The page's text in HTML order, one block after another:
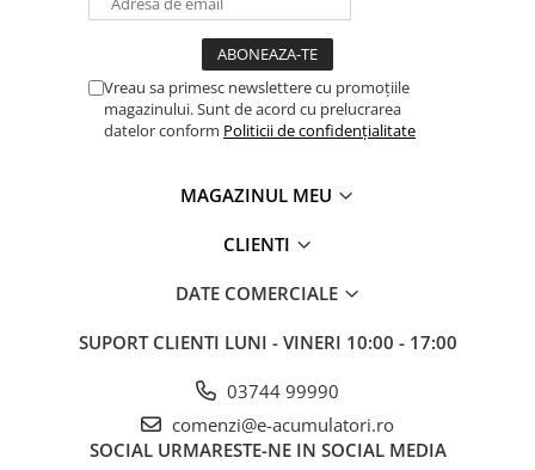
Laptop & PC accesorii, baterii,
cabluri USB, prelungitoare USB
Cablu de date si Adaptoare
Solutii solare portabile
Lichidare de stoc
Pompe de caldura
Vreau sa primesc newslettere cu promoțiile
magazinului. Sunt de acord cu prelucrarea
datelor conform Politicii de confidențialitate
MAGAZINUL MEU
CLIENTI
DATE COMERCIALE
SUPORT CLIENTI LUNI - VINERI 10:00 - 17:00
03744 99990
comenzi@e-acumulatori.ro
SOCIAL URMARESTE-NE IN SOCIAL MEDIA